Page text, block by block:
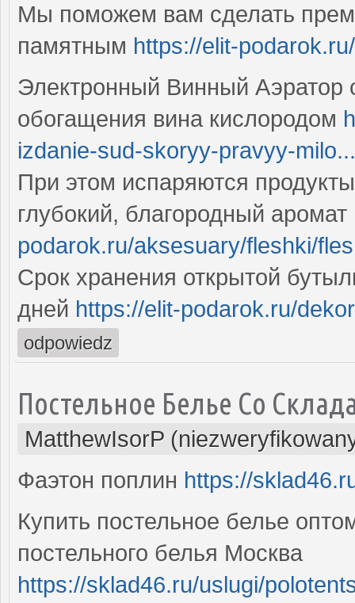
Мы поможем вам сделать
памятным https://elit-
Электронный Винный Аэратор
обогащения вина кислородом
izdanie-sud-skoryy-pravyy-milo...
При этом испаряются
глубокий, благородный
podarok.ru/aksesuary/fleshki/
Срок хранения открытой
дней https://elit-podarok.ru/
odpowiedz
Постельное Белье Со
MatthewIsorP
Фаэтон поплин https://
Купить постельное белье
постельного белья Москва
https://sklad46.ru/uslugi/